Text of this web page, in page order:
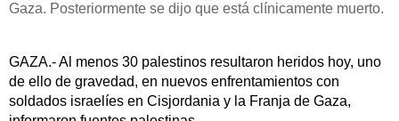
Gaza. Posteriormente se dijo que está clínicamente muerto.
GAZA.- Al menos 30 palestinos resultaron heridos hoy, uno
de ello de gravedad, en nuevos enfrentamientos con
soldados israelíes en Cisjordania y la Franja de Gaza,